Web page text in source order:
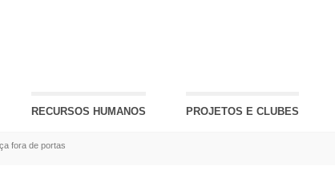
RECURSOS HUMANOS PROJETOS E CLUBES
fora de portas